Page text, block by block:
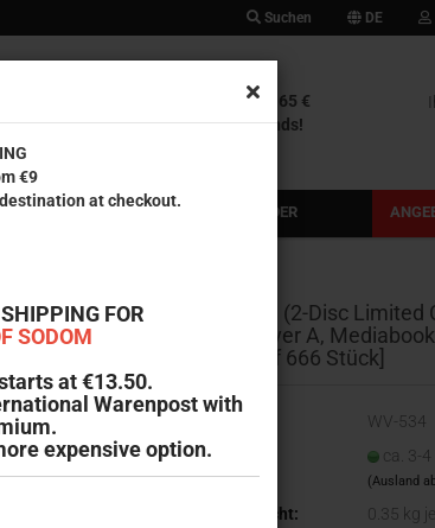
€9
at checkout.
FOR
SODOM
at €13.50.
Warenpost with
expensive option.
Suchen DE
Versandkostenfrei ab 65 €
innerhalb Deutschlands!
B-WARE & SECOND HAND PRE-ORDER
Bloodstone (2-Disc Limited
Nr. 87) [Cover A,
Auflage auf 666 Stück]
WV-534
Lieferzeit:
ca. 3-
(Ausland
Versandgewicht: 0.35 kg